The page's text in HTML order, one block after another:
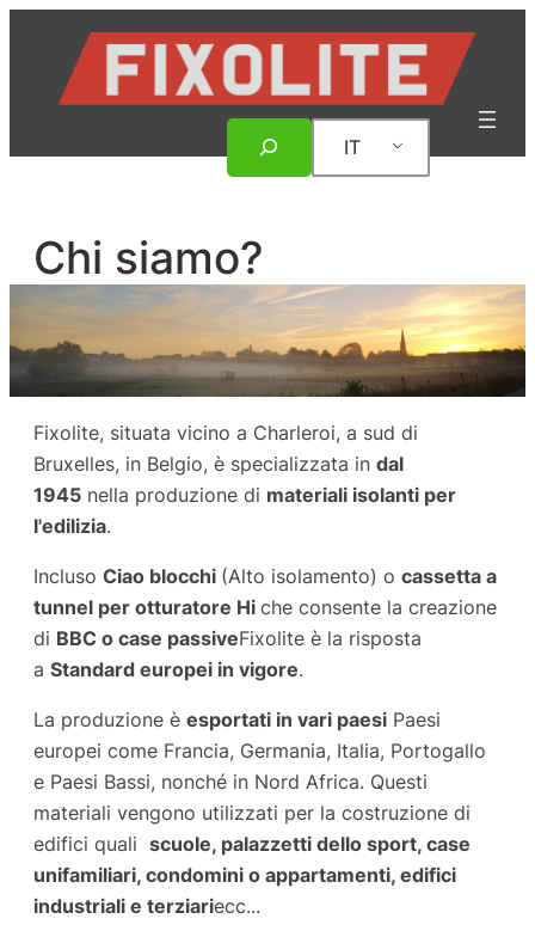
contenuto
IT
Chi siamo?
Fixolite, situata vicino a Charleroi, a sud di
Bruxelles, in Belgio, è specializzata in dal
1945 nella produzione di materiali isolanti per
l'edilizia.
Incluso Ciao blocchi (Alto isolamento) o cassetta a
tunnel per otturatore Hi che consente la creazione
di BBC o case passiveFixolite è la risposta
a Standard europei in vigore.
La produzione è esportati in vari paesi Paesi
europei come Francia, Germania, Italia, Portogallo
e Paesi Bassi, nonché in Nord Africa. Questi
materiali vengono utilizzati per la costruzione di
edifici quali scuole, palazzetti dello sport, case
unifamiliari, condomini o appartamenti, edifici
industriali e terziariecc...